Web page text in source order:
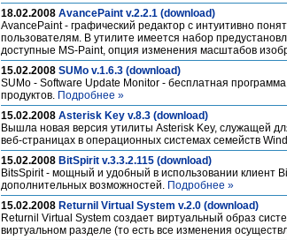
18.02.2008 AvancePaint v.2.2.1 (download)
AvancePaint - графический редактор с интуитивно
пользователям. В утилите имеется набор
доступные MS-Paint, опция изменения масштабов
15.02.2008 SUMo v.1.6.3 (download)
SUMo - Software Update Monitor - бесплатная
продуктов. Подробнее »
15.02.2008 Asterisk Key v.8.3 (download)
Вышла новая версия утилиты Asterisk Key, служащей
веб-страницах в операционных системах семейств
15.02.2008 BitSpirit v.3.3.2.115 (download)
BitsSpirit - мощный и удобный в использовании клиент
дополнительных возможностей. Подробнее »
15.02.2008 Returnil Virtual System v.2.0 (download)
Returnil Virtual System создает виртуальный образ
виртуальном разделе (то есть все изменения